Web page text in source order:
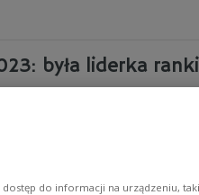
była liderka
Ashleigh Barty,
mentorka nowej nadziei
do informacji na urządzeniu,